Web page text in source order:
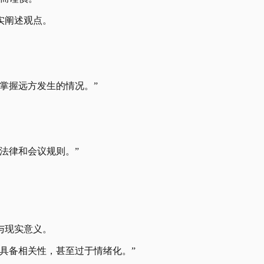
述观点。
握远方发生的情况。”
律和会议规则。”
实意义。
备相关性，甚至过于情绪化。”